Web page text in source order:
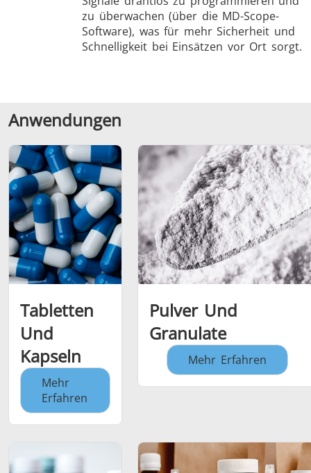
zu überwachen (über die MD-Scope-
Software), was für mehr Sicherheit und
Schnelligkeit bei Einsätzen vor Ort sorgt.
Anwendungen
Tabletten
Und
Kapseln
Mehr
Erfahren
Pulver Und
Granulate
Mehr Erfahren